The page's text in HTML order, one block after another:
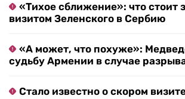
«Тихое сближение»: что стоит
визитом Зеленского в Сербию
«А может, что похуже»:
судьбу Армении в случае
Стало известно о скором